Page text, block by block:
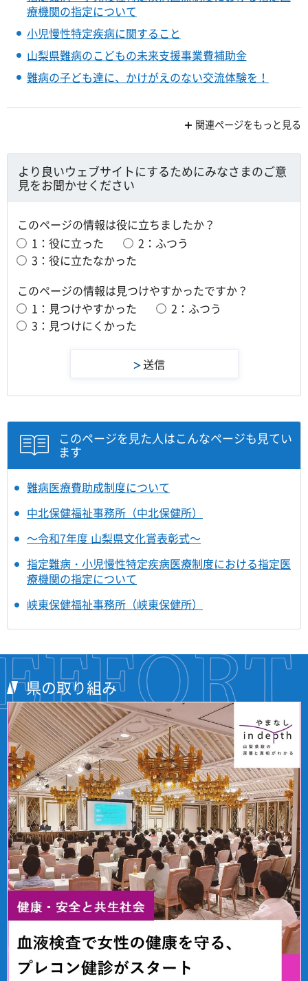
療機関の指定について
小児慢性特定疾病に関すること
山梨県難病のこどもの未来支援事業費補助金
難病の子ども達に、かけがえのない交流体験を！
関連ページをもっと見る
より良いウェブサイトにするためにみなさまのご意
見をお聞かせください
このページの情報は役に立ちましたか？
1：役に立った
2：ふつう
3：役に立たなかった
このページの情報は見つけやすかったですか？
1：見つけやすかった
2：ふつう
3：見つけにくかった
このページを見た人はこんなページも見てい
ます
難病医療費助成制度について
中北保健福祉事務所（中北保健所）
～令和7年度 山梨県文化賞表彰式～
指定難病・小児慢性特定疾病医療制度における指定医
療機関の指定について
峡東保健福祉事務所（峡東保健所）
県の取り組み